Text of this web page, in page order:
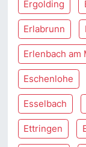
Ergolding
Erlabrunn
Erlenbach am
Eschenlohe
Esselbach
Ettringen